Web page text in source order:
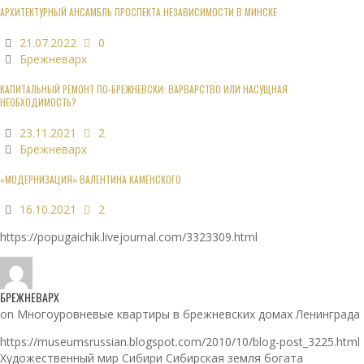
АРХИТЕКТУРНЫЙ АНСАМБЛЬ ПРОСПЕКТА НЕЗАВИСИМОСТИ В МИНСКЕ
21.07.2022
0
Брежневарх
КАПИТАЛЬНЫЙ РЕМОНТ ПО-БРЕЖНЕВСКИ: ВАРВАРСТВО ИЛИ НАСУЩНАЯ
НЕОБХОДИМОСТЬ?
23.11.2021
2
Брежневарх
«МОДЕРНИЗАЦИЯ» ВАЛЕНТИНА КАМЕНСКОГО
16.10.2021
2
https://popugaichik.livejournal.com/3323309.html
БРЕЖНЕВАРХ
on Многоуровневые квартиры в брежневских домах Ленинграда
https://museumsrussian.blogspot.com/2010/10/blog-post_3225.html
Художественный мир Сибири Сибирская земля богата